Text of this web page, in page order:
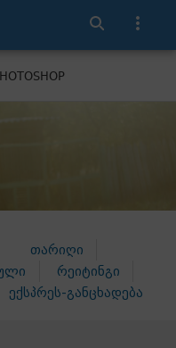
თარიღი
რეიტინგი
ექსპრეს-განცხადება